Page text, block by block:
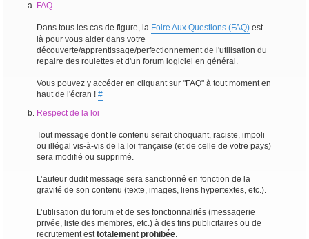
FAQ
Dans tous les cas de figure, la Foire Aux Questions (FAQ) est
là pour vous aider dans votre
découverte/apprentissage/perfectionnement de l'utilisation du
repaire des roulettes et d'un forum logiciel en général.
Vous pouvez y accéder en cliquant sur "FAQ" à tout moment en
haut de l'écran ! #
Respect de la loi
Tout message dont le contenu serait choquant, raciste, impoli
ou illégal vis-à-vis de la loi française (et de celle de votre pays)
sera modifié ou supprimé.
L’auteur dudit message sera sanctionné en fonction de la
gravité de son contenu (texte, images, liens hypertextes, etc.).
L’utilisation du forum et de ses fonctionnalités (messagerie
privée, liste des membres, etc.) à des fins publicitaires ou de
recrutement esttotalement prohibée.